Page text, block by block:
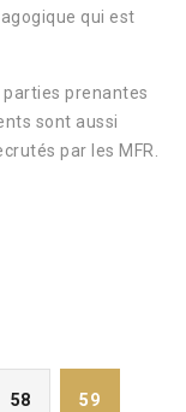
qui est
prenantes
sont aussi
par les MFR.
58 59